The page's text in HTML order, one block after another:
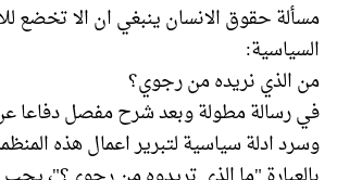
مسألة حقوق الانسان ينبغي ان الا تخضع
السياسية:
من الذي نريده من رجوي؟
في رسالة مطولة وبعد شرح مفصل دفاعا
وسرد ادلة سياسية لتبرير اعمال هذه